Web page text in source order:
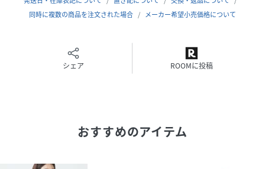
内側にキー・クリップ付きのメッシュ素材のジッパー・ポケ
ット付き（メインのジッパーを開けた時に中身が落ちないデ
内側の両サイドにウォーターボトル用のメッシュ・ポケット
バック・パネルの内側に配したPEシートがサポート力を発揮
同時に複数の商品を注文された場合
メーカー希望小売価格について
シェア ROOMに投稿
おすすめのアイテム